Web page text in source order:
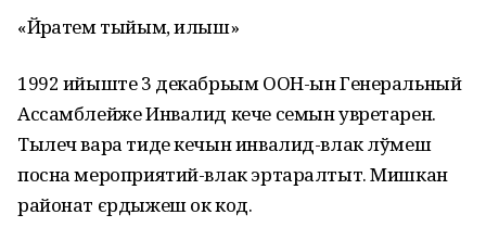
«Йӧратем тыйым, илыш»
1992 ийыште 3 декабрьым ООН-ын Генеральный
Ассамблейже Инвалид кече семын увретарен.
Тылеч вара тиде кечын инвалид-влак лўмеш
посна мероприятий-влак эртаралтыт. Мишкан
районат єрдыжеш ок код.